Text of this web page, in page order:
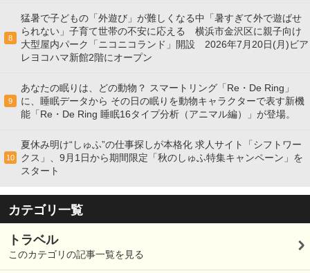
8
猛暑で子どもの「外遊び」が難しくなる中「暑すぎて外で遊ばせ
られない」子育て世帯の不安に応える 横浜市金沢区に親子向け
大型屋内パーク「ニコニコランド」開設 2026年7月20日(月)ビア
レヨコハマ新館2階にオープン
9
あなたの眠りは、どの動物？ スマートリング「Re・De Ring」
に、睡眠データから その日の眠りを動物キャラクターで表す新機
能「Re・De Ring 睡眠16タイプ分析（アニマル編）」が登場。
10
夏休み明け“しゅふ”の仕事探しが本格化 求人サイト「シフトワー
クス」、9月1日から期間限定「秋のしゅふ特集キャンペーン」を
スタート
カテゴリ一覧
トラベル
このカテゴリの記事一覧を見る